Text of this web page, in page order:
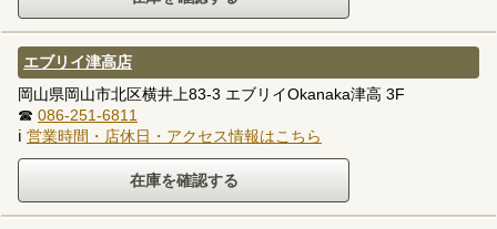
エブリイ津高店
岡山県岡山市北区横井上83-3 エブリイOkanaka津高 3F
☎ 086-251-6811
ℹ 営業時間・店休日・アクセス情報はこちら